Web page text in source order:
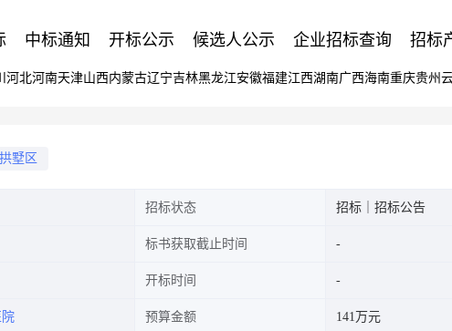
中标通知 开标公示 候选人公示 企业招标查询 招标
河北河南天津山西内蒙古辽宁吉林黑龙江安徽福建江西湖南广西海南重庆贵州
拱墅区
招标状态 招标｜招标公告
标书获取截止时间
开标时间
预算金额 141万元